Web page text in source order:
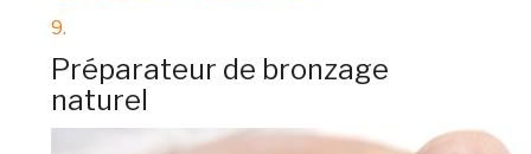
9.
Préparateur de bronzage
naturel